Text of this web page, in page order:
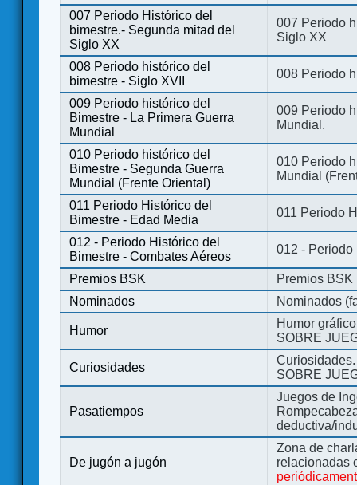
007 Periodo Histórico del
bimestre.- Segunda mitad del
Siglo XX
007 Periodo
Siglo XX
008 Periodo histórico del
bimestre - Siglo XVII
008 Periodo
009 Periodo histórico del
Bimestre - La Primera Guerra
Mundial
009 Periodo
Mundial.
010 Periodo histórico del
Bimestre - Segunda Guerra
Mundial (Frente Oriental)
010 Periodo
Mundial
011 Periodo Histórico del
Bimestre - Edad Media
011 Periodo
012 - Periodo Histórico del
Bimestre - Combates Aéreos
012 - Periodo
Premios BSK
Premios BSK
Nominados
Nominados
Humor
Humor
SOBRE
Curiosidades
SOBRE
Pasatiempos
Juegos de
deductiva/
De jugón a jugón
Zona de
relacionadas